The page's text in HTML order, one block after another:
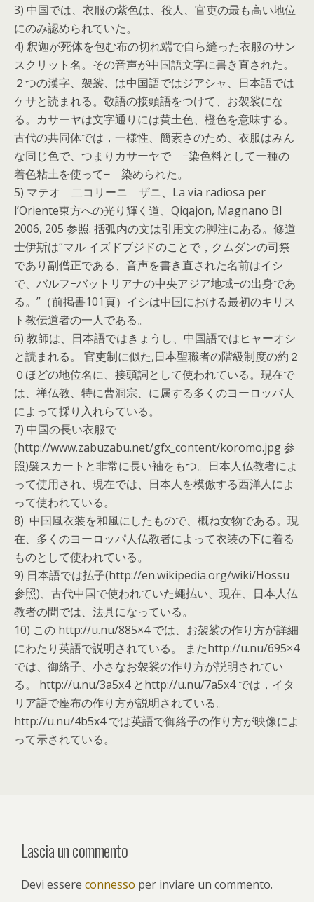
3) 中国では、衣服の紫色は、役人、官吏の最も高い地位
にのみ認められていた。
4) 釈迦が死体を包む布の切れ端で自ら縫った衣服のサン
スクリット名。その音声が中国語文字に書き直された。
２つの漢字、袈裟、は中国語ではジアシャ、日本語では
ケサと読まれる。敬語の接頭語をつけて、お袈裟にな
る。カサーヤは文字通りには黄土色、橙色を意味する。
古代の共同体では，一様性、簡素さのため、衣服はみん
な同じ色で、つまりカサーヤで −染色料として一種の
着色粘土を使って− 染められた。
5) マテオ 二コリーニ ザニ、La via radiosa per
l’Oriente東方への光り輝く道、Qiqajon, Magnano BI
2006, 205 参照. 括弧内の文は引用文の脚注にある。修道
士伊斯は“マル イズドブジドのことで，クムダンの司祭
であり副僧正である、音声を書き直された名前はイシ
で、バルフ−バットリアナの中央アジア地域−の出身であ
る。”（前掲書101頁）イシは中国における最初のキリス
ト教伝道者の一人である。
6) 教師は、日本語ではきょうし、中国語ではヒャーオシ
と読まれる。 官吏制に似た,日本聖職者の階級制度の約２
０ほどの地位名に、接頭詞として使われている。現在で
は、禅仏教、特に曹洞宗、に属する多くのヨーロッパ人
によって採り入れらている。
7) 中国の長い衣服で
(http://www.zabuzabu.net/gfx_content/koromo.jpg 参
照)襞スカートと非常に長い袖をもつ。日本人仏教者によ
って使用され、現在では、日本人を模倣する西洋人によ
って使われている。
8) 中国風衣装を和風にしたもので、概ね女物である。現
在、多くのヨーロッパ人仏教者によって衣装の下に着る
ものとして使われている。
9) 日本語では払子(http://en.wikipedia.org/wiki/Hossu
参照)、古代中国で使われていた蠅払い、現在、日本人仏
教者の間では、法具になっている。
10) この http://u.nu/885×4 では、お袈裟の作り方が詳細
にわたり英語で説明されている。 またhttp://u.nu/695×4
では、御絡子、小さなお袈裟の作り方が説明されてい
る。 http://u.nu/3a5x4 とhttp://u.nu/7a5x4 では，イタ
リア語で座布の作り方が説明されている。
http://u.nu/4b5x4 では英語で御絡子の作り方が映像によ
って示されている。
Lascia un commento
Devi essere connesso per inviare un commento.